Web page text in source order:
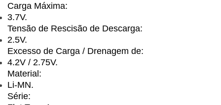
Carga Máxima:
3.7V.
Tensão de Rescisão de Descarga:
2.5V.
Excesso de Carga / Drenagem de:
4.2V / 2.75V.
Material:
Li-MN.
Série: